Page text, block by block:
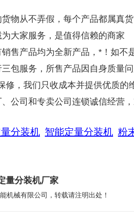
物从不弄假，每个产品都属真
大家服务，是值得信赖的商家
售产品均为全新产品，*！如不
包服务，所售产品因自身质量
修，我们只收成本并提供优质的
公司和专卖公司连锁诚信经营
分装机 智能定量分装机 粉
量分装机厂家
机械有限公司，转载请注明出处！